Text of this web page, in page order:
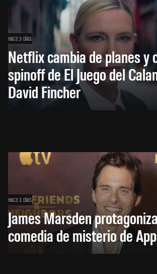
HACE 3 DÍAS
Netflix cambia de planes y
spinoff de El Juego del
David Fincher
HACE 3 DÍAS
James Marsden
comedia de misterio de